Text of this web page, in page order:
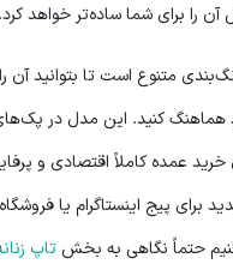
را برای شما ساده‌تر خواهد کرد.
متنوع است تا بتوانید آن
عمده کاملاً اقتصادی و
برای پیج اینستاگرام یا
حتماً نگاهی به بخش تاپ